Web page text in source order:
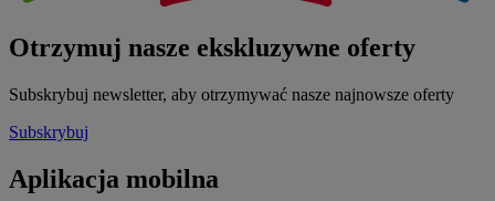
Otrzymuj nasze ekskluzywne oferty
Subskrybuj newsletter, aby otrzymywać nasze najnowsze oferty
Subskrybuj
Aplikacja mobilna